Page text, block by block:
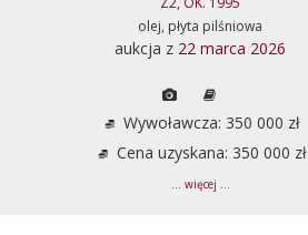
olej, płyta pilśniowa
aukcja z 22 marca 2026
Wywoławcza: 350 000 zł
Cena uzyskana: 350 000 zł
... więcej ...